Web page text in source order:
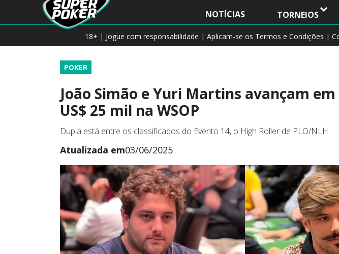
NOTÍCIAS TORNEIOS
18+ | Jogue com responsabilidade | Aplicam-se os Termos e Condições |
POKER
João Simão e Yuri Martins avançam
US$ 25 mil na WSOP
Dupla está entre os classificados do Evento 14, o High Roller de PLO/NLH
Atualizada em03/06/2025